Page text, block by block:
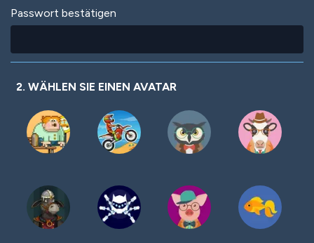
Passwort bestätigen
2. WÄHLEN SIE EINEN AVATAR